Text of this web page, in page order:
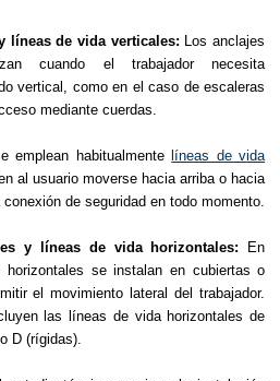
líneas de vida verticales:
Los anclajes
cuando el trabajador necesita
vertical, como en el caso de escaleras
mediante cuerdas.
emplean habitualmente
líneas de vida
al usuario moverse hacia arriba o hacia
de seguridad en todo momento.
y líneas de vida horizontales:
En
horizontales se instalan en cubiertas o
el movimiento lateral del trabajador.
las líneas de vida horizontales de
D (rígidas).